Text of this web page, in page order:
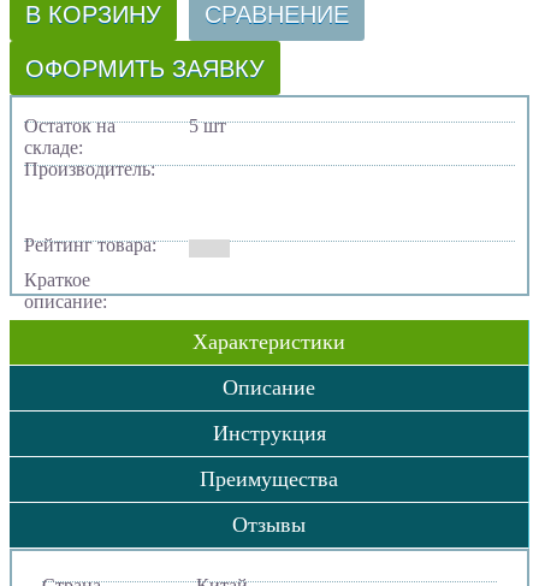
В КОРЗИНУ СРАВНЕНИЕ
ОФОРМИТЬ ЗАЯВКУ
Остаток на
складе:
5 шт
Производитель:
Рейтинг товара:
Краткое
описание:
Характеристики
Описание
Инструкция
Преимущества
Отзывы